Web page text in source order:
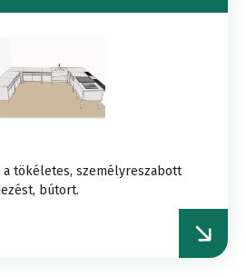
a tökéletes, személyreszabott
bútort.